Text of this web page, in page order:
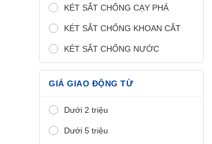
KÉT SẮT CHỐNG CẠY PHÁ
KÉT SẮT CHỐNG KHOAN CẮT
KÉT SẮT CHỐNG NƯỚC
GIÁ GIAO ĐỘNG TỪ
Dưới 2 triệu
Dưới 5 triệu